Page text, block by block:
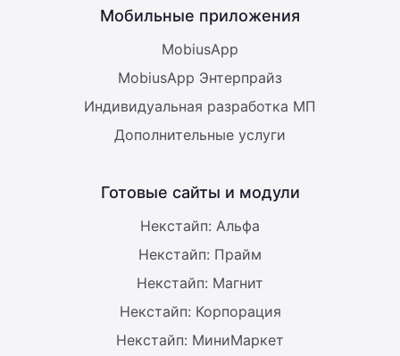
Мобильные приложения
MobiusApp
MobiusApp Энтерпрайз
Индивидуальная разработка МП
Дополнительные услуги
Готовые сайты и модули
Некстайп: Альфа
Некстайп: Прайм
Некстайп: Магнит
Некстайп: Корпорация
Некстайп: МиниМаркет